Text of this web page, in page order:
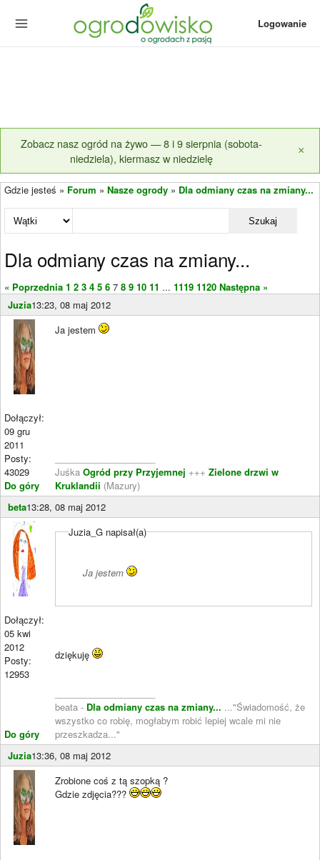
Logowanie
Zobacz nasz ogród na żywo — 8 i 9 sierpnia (sobota-
niedziela), kiermasz w niedzielę
×
Gdzie jesteś » Forum » Nasze ogrody » Dla odmiany czas na zmiany...
Szukaj
Dla odmiany czas na zmiany...
« Poprzednia 1 2 3 4 5 6 7 8 9 10 11 ... 1119 1120 Następna »
Juzia13:23, 08 maj 2012
Dołączył:
09 gru
2011
Posty:
43029
Do góry
Ja jestem
Juśka Ogród przy Przyjemnej +++ Zielone drzwi w
Kruklandii (Mazury)
beta13:28, 08 maj 2012
Dołączył:
05 kwi
2012
Posty:
12953
Do góry
Juzia_G napisał(a)
Ja jestem
dziękuję
beata - Dla odmiany czas na zmiany... ..."Świadomość, że
wszystko co robię, mogłabym robić lepiej wcale mi nie
przeszkadza..."
Juzia13:36, 08 maj 2012
Zrobione coś z tą szopką ?
Gdzie zdjęcia???